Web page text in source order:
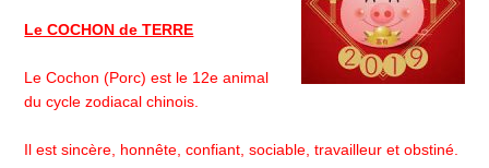
Le COCHON de TERRE
Le Cochon (Porc) est le 12e animal
du cycle zodiacal chinois.
Il est sincère, honnête, confiant, sociable, travailleur et obstiné.